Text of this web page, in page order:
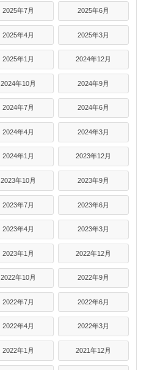
2025年7月 2025年6月
2025年4月 2025年3月
2025年1月 2024年12月
2024年10月 2024年9月
2024年7月 2024年6月
2024年4月 2024年3月
2024年1月 2023年12月
2023年10月 2023年9月
2023年7月 2023年6月
2023年4月 2023年3月
2023年1月 2022年12月
2022年10月 2022年9月
2022年7月 2022年6月
2022年4月 2022年3月
2022年1月 2021年12月